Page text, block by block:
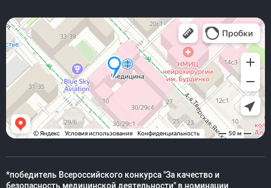
*победитель Всероссийского конкурса "За качество и
безопасность медицинской деятельности" в номинации